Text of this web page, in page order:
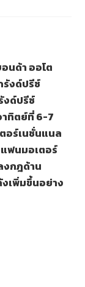
นด้า ออโต
รังด์ปรีซ์
งด์ปรีซ์
าทิตย์ที่ 6-7
อร์เนชั่นแนล
ฟนมอเตอร์
งกฎด้าน
เพิ่มขึ้นอย่าง